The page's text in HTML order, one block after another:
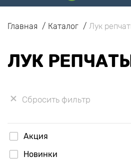
Главная Каталог Лук
ЛУК
Сбросить фильтр
Акция
Новинки